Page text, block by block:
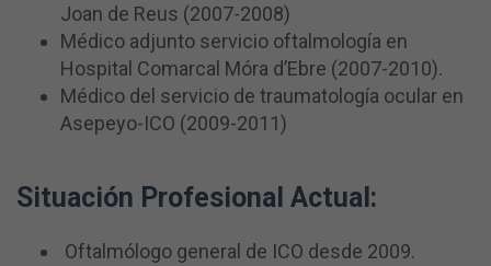
Joan de Reus (2007-2008)
Médico adjunto servicio oftalmología en
Hospital Comarcal Móra d’Ebre (2007-2010).
Médico del servicio de traumatología ocular en
Asepeyo-ICO (2009-2011)
Situación Profesional Actual:
Oftalmólogo general de ICO desde 2009.